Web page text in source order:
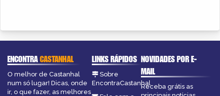
ENCONTRACASTANHAL
O melhor de Castanhal
num só lugar! Dicas, onde
ir, o que fazer, as melhores
LINKS RÁPIDOS
Sobre
EncontraCastanhal
NOVIDADES POR E-
MAIL
Receba grátis as